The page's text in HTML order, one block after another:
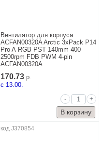
Вентилятор для корпуса
ACFAN00320A Arctic 3xPack P14
Pro A-RGB PST 140mm 400-
2500rpm FDB PWM 4-pin
ACFAN00320A
170.73 р.
c 13.00.
-
+
код J370854